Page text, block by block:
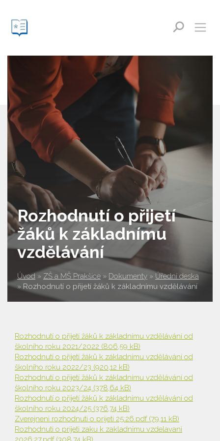
Rozhodnutí o přijetí
žáků k základnímu
vzdělávání
Úvod » ZŠ a MŠ Prakšice » Dokumenty » Úřední deska
» Rozhodnutí o přijetí žáků k základnímu vzdělávání
Rozhodnutí o přijetí žáků k základnímu vzdělávání od
školního roku 2021/2022 (806,59 kB)
Rozhodnutí o přijetí žáků k základnímu vzdělávání od
školního roku 2022/23 (920,12 kB)
Rozhodnutí o přijetí žáků k základnímu vzdělávání od
školního roku 2023/24 (378,64 kB)
Rozhodnutí o přijetí žáků k základnímu vzdělávání od
školního roku 2024/25 (376,74 kB)
Zverejneni rozhodnuti o prijeti 25:26.pdf(79,11 kB)
Rozhodnuti o prijeti zaku k zakladnimu vzdelavani